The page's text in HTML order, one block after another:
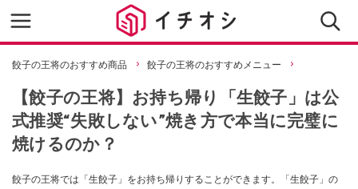
餃子の王将のおすすめ商品 餃子の王将のおすすめメニュー
【餃子の王将】お持ち帰り「生餃子」は公
式推奨“失敗しない”焼き方で本当に完璧に
焼けるのか？
餃子の王将では「生餃子」をお持ち帰りすることができます。「生餃子」の